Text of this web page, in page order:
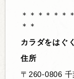
＊＊＊＊＊＊
＊＊
カラダをはぐ
住所
〒260-0806